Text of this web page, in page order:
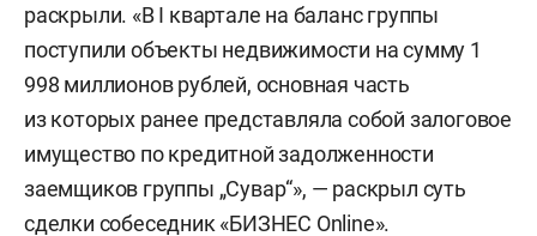
раскрыли. «В I квартале на баланс группы
поступили объекты недвижимости на сумму 1
998 миллионов рублей, основная часть
из которых ранее представляла собой залоговое
имущество по кредитной задолженности
заемщиков группы „Сувар“», — раскрыл суть
сделки собеседник «БИЗНЕС Online».